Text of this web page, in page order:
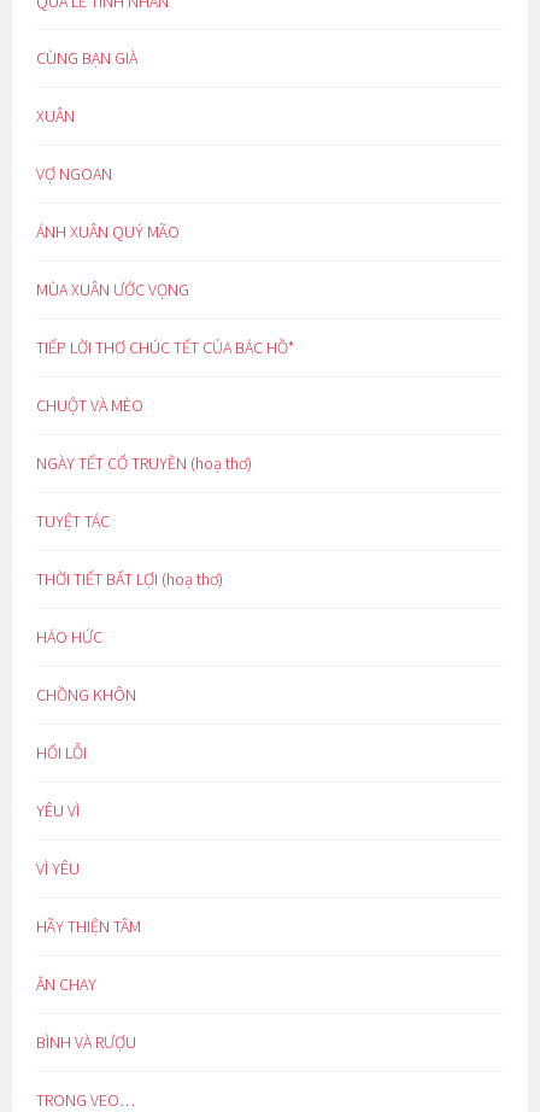
CÙNG BẠN GIÀ
XUÂN
VỢ NGOAN
ÁNH XUÂN QUÝ MÃO
MÙA XUÂN ƯỚC VỌNG
TIẾP LỜI THƠ CHÚC TẾT CỦA BÁC HỒ*
CHUỘT VÀ MÈO
NGÀY TẾT CỔ TRUYỀN (hoạ thơ)
TUYỆT TÁC
THỜI TIẾT BẤT LỢI (hoạ thơ)
HÁO HỨC
CHỒNG KHÔN
HỐI LỖI
YÊU VÌ
VÌ YÊU
HÃY THIỆN TÂM
ĂN CHAY
BÌNH VÀ RƯỢU
TRONG VEO…